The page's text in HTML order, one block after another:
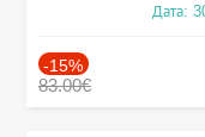
Дата:
-15%
83.00€